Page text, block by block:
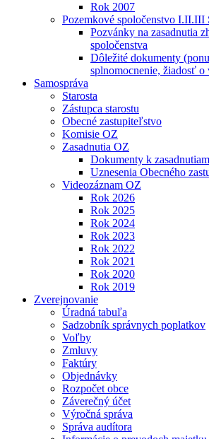
Rok 2007
Pozemkové spoločenstvo I.II.III
Pozvánky na zasadnutia
spoločenstva
Dôležité dokumenty
splnomocnenie, žiadosť
Samospráva
Starosta
Zástupca starostu
Obecné zastupiteľstvo
Komisie OZ
Zasadnutia OZ
Dokumenty k
Uznesenia Obecného
Videozáznam OZ
Rok 2026
Rok 2025
Rok 2024
Rok 2023
Rok 2022
Rok 2021
Rok 2020
Rok 2019
Zverejnovanie
Úradná tabuľa
Sadzobník správnych poplatkov
Voľby
Zmluvy
Faktúry
Objednávky
Rozpočet obce
Záverečný účet
Výročná správa
Správa audítora